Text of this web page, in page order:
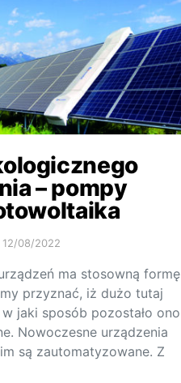
– pompy
12/08/2022
ma stosowną formę
przyznać, iż dużo tutaj
jaki sposób pozostało ono
Nowoczesne urządzenia
są zautomatyzowane. Z